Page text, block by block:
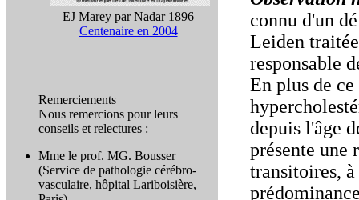
EJ Marey par Nadar 1896
Centenaire en 2004
Remerciements
Nous remercions pour leurs
conseils et relectures :
Mme le prof. MG. Bousser
(Service de pathologie cérébro-
vasculaire, hôpital Lariboisière,
connu d'un
Leiden
responsable
En plus de
depuis l'âge
présente une
transitoires,